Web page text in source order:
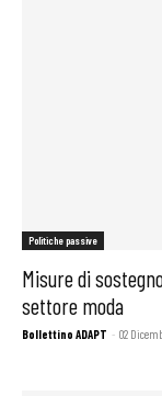
Politiche passive
Misure di
settore moda
Bollettino ADAPT - 02